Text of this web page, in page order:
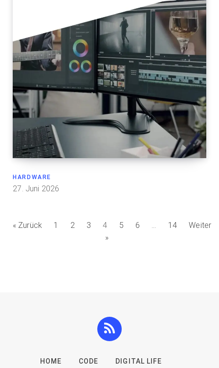
HARDWARE
27. Juni 2026
« Zurück 1 2 3 4 5 6 … 14
Weiter
»
HOME CODE DIGITAL LIFE